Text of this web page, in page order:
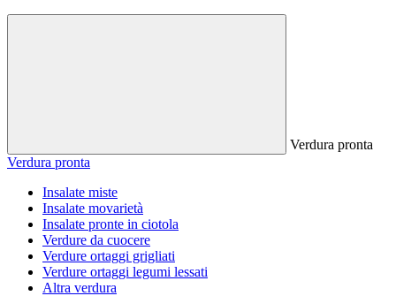
Verdura pronta
Verdura pronta
Insalate miste
Insalate movarietà
Insalate pronte in ciotola
Verdure da cuocere
Verdure ortaggi grigliati
Verdure ortaggi legumi lessati
Altra verdura